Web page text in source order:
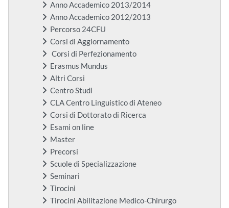
Anno Accademico 2013/2014
Anno Accademico 2012/2013
Percorso 24CFU
Corsi di Aggiornamento
Corsi di Perfezionamento
Erasmus Mundus
Altri Corsi
Centro Studi
CLA Centro Linguistico di Ateneo
Corsi di Dottorato di Ricerca
Esami on line
Master
Precorsi
Scuole di Specializzazione
Seminari
Tirocini
Tirocini Abilitazione Medico-Chirurgo